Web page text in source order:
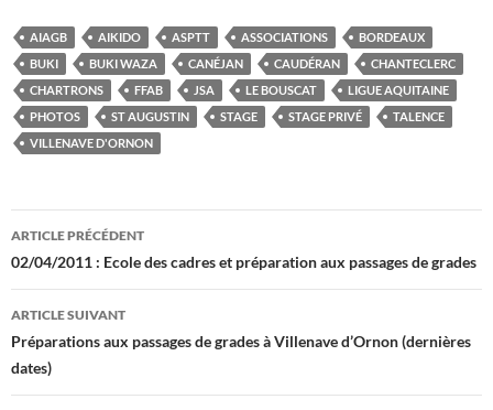
AIAGB AIKIDO ASPTT ASSOCIATIONS
BORDEAUX
BUKI
BUKI WAZA CANÉJAN CAUDÉRAN
CHANTECLERC
CHARTRONS
FFAB JSA LE BOUSCAT
LIGUE AQUITAINE
PHOTOS
ST AUGUSTIN STAGE STAGE PRIVÉ
TALENCE
VILLENAVE D'ORNON
Navigation
des
articles
ARTICLE PRÉCÉDENT
02/04/2011 : Ecole des cadres et préparation aux passages de grades
ARTICLE SUIVANT
Préparations aux passages de grades à Villenave d’Ornon (dernières
dates)